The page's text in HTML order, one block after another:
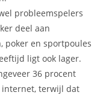
probleemspelers
deel aan
poker en sportpoules
ligt ook lager.
36 procent
internet, terwijl dat